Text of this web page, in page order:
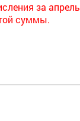
за апрель
суммы.